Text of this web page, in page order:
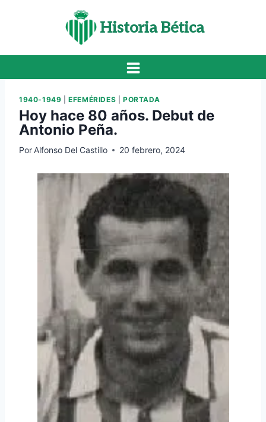
Historia Bética
1940-1949 |EFEMÉRIDES PORTADA
Hoy hace 80 años. Debut de
Antonio Peña.
Por Alfonso Del Castillo 20 febrero, 2024